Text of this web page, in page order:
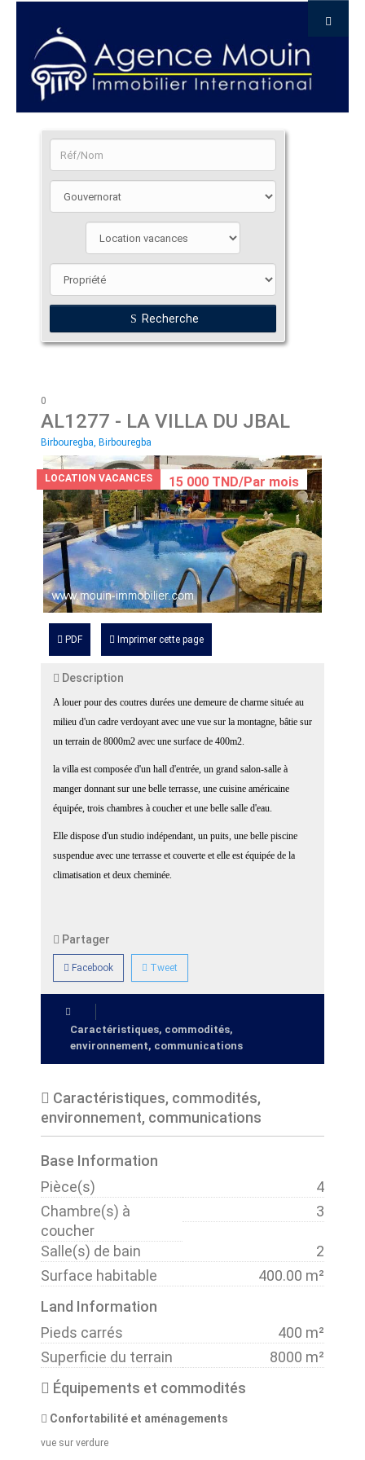
Recherche
0
AL1277 - LA VILLA DU JBAL
Birbouregba, Birbouregba
LOCATION VACANCES 15 000 TND/Par mois
PDF Imprimer cette page
Description
A louer pour des coutres durées une demeure de charme située au
milieu d'un cadre verdoyant avec une vue sur la montagne, bâtie sur
un terrain de 8000m2 avec une surface de 400m2.
la villa est composée d'un hall d'entrée, un grand salon-salle à
manger donnant sur une belle terrasse, une cuisine américaine
équipée, trois chambres à coucher et une belle salle d'eau.
Elle dispose d'un studio indépendant, un puits, une belle piscine
suspendue avec une terrasse et couverte et elle est équipée de la
climatisation et deux cheminée.
Partager
Facebook Tweet
Caractéristiques, commodités,
environnement, communications
Caractéristiques, commodités,
environnement, communications
Base Information
Pièce(s)
4
Chambre(s) à
coucher
3
Salle(s) de bain
2
Surface habitable
400.00 m²
Land Information
Pieds carrés
400 m²
Superficie du terrain
8000 m²
Équipements et commodités
Confortabilité et aménagements
vue sur verdure